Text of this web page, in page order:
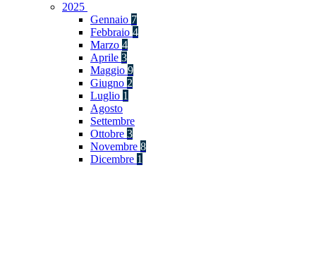
2025
Gennaio 7
Febbraio 4
Marzo 4
Aprile 3
Maggio 9
Giugno 2
Luglio 1
Agosto
Settembre
Ottobre 3
Novembre 8
Dicembre 1